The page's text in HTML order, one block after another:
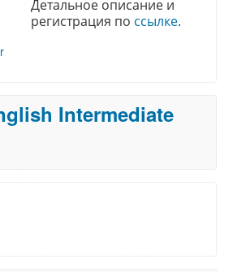
Детальное описание и
регистрация по ссылке.
Intermediate